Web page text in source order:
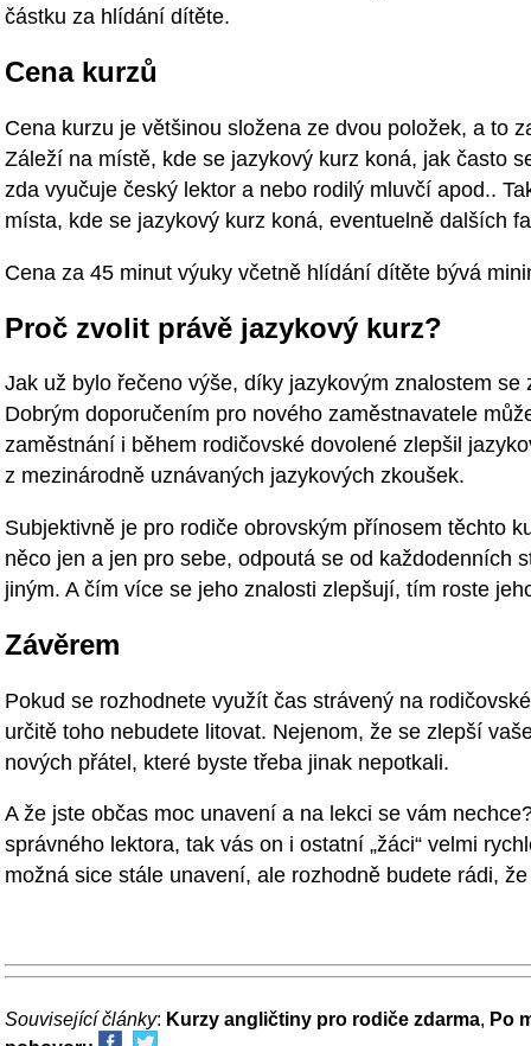
částku za hlídání dítěte.
Cena kurzů
Cena kurzu je většinou složena ze dvou položek, a to
Záleží na místě, kde se jazykový kurz koná, jak často
zda vyučuje český lektor a nebo rodilý mluvčí apod..
místa, kde se jazykový kurz koná, eventuelně dalších
Cena za 45 minut výuky včetně hlídání dítěte bývá
Proč zvolit právě jazykový kurz?
Jak už bylo řečeno výše, díky jazykovým znalostem
Dobrým doporučením pro nového zaměstnavatele
zaměstnání i během rodičovské dovolené zlepšil
z mezinárodně uznávaných jazykových zkoušek.
Subjektivně je pro rodiče obrovským přínosem těchto
něco jen a jen pro sebe, odpoutá se od každodenních
jiným. A čím více se jeho znalosti zlepšují, tím roste
Závěrem
Pokud se rozhodnete využít čas strávený na
určitě toho nebudete litovat. Nejenom, že se zlepší
nových přátel, které byste třeba jinak nepotkali.
A že jste občas moc unavení a na lekci se vám
správného lektora, tak vás on i ostatní „žáci“ velmi
možná sice stále unavení, ale rozhodně budete rádi,
Související články: Kurzy angličtiny pro rodiče zdarma, Po